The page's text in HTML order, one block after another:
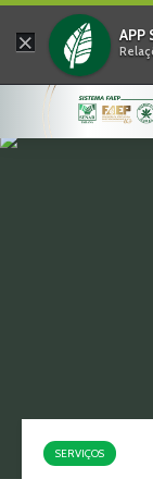
× APP
SERVIÇOS